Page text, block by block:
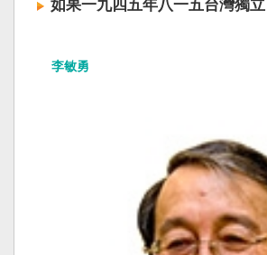
如果一九四五年八一五台灣獨立
李敏勇